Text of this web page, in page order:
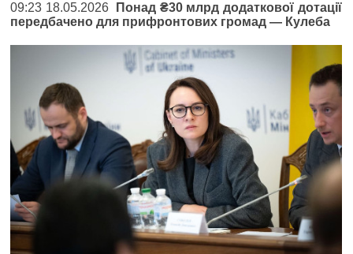
09:23 18.05.2026
Понад ₴30 млрд додаткової дотації
передбачено для прифронтових громад — Кулеба